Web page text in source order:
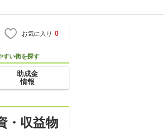
お気に入り 0
すい街を探す
助成金
情報
・収益物